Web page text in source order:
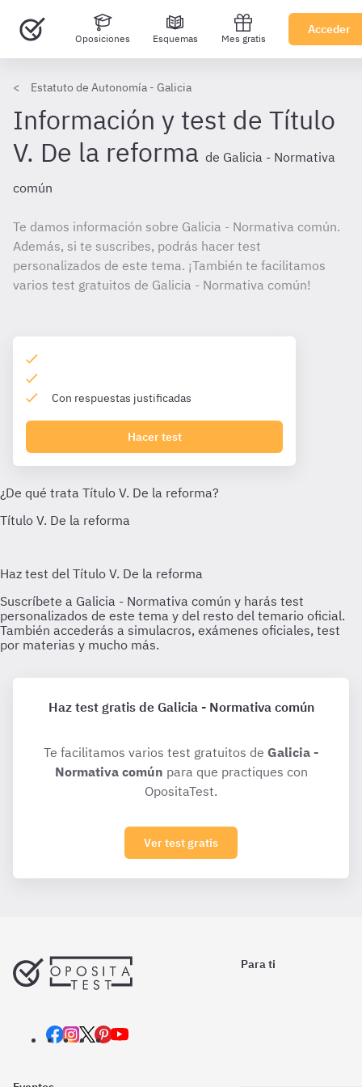
Oposiciones Esquemas Mes gratis
Acceder
Estatuto de Autonomía - Galicia
Información y test de Título
V. De la reforma de Galicia - Normativa
común
Te damos información sobre Galicia - Normativa común.
Además, si te suscribes, podrás hacer test
personalizados de este tema. ¡También te facilitamos
varios test gratuitos de Galicia - Normativa común!
Con respuestas justificadas
Hacer test
Haz test gratis de Galicia - Normativa común
Te facilitamos varios test gratuitos de Galicia -
Normativa común para que practiques con
OpositaTest.
Ver test gratis
Para ti